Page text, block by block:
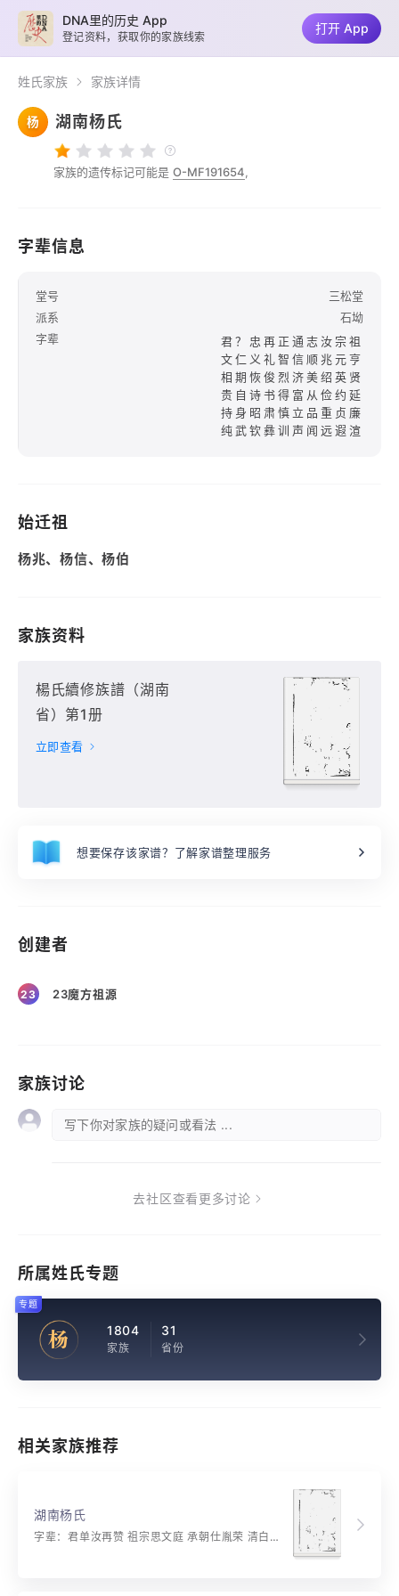
姓氏家族 家族详情
杨 湖南杨氏
家族的遗传标记可能是 O-MF191654,
字辈信息
堂号
三松堂
派系
石坳
字辈
君？忠再正通志汝宗祖
文仁义礼智信顺兆元亨
相期恢俊烈济美绍英贤
贵自诗书得富从俭约延
持身昭肃慎立品重贞廉
纯武钦彝训声闻远遐渲
始迁祖
杨兆、杨信、杨伯
家族资料
楊氏續修族譜（湖南
省）第1册
立即查看
想要保存该家谱？了解家谱整理服务
创建者
23 23魔方祖源
家族讨论
写下你对家族的疑问或看法 ...
去社区查看更多讨论
所属姓氏专题
杨 1804
家族
31
省份
专题
相关家族推荐
湖南杨氏
字辈：君单汝再赞 祖宗思文庭 承朝仕胤荣 清白传家天 相期恢俊烈 济美绍英贤 贵自诗书得 富从俭约延 持身昭肃慎 立品重贞廉 纯武钦彝训 声闻远遐渲
DNA里的历史 App
登记资料，获取你的家族线索
打开 App